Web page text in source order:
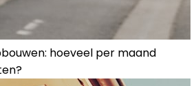
hoeveel per maand